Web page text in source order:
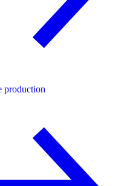
production